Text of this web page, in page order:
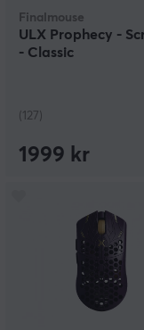
Finalmouse
ULX Prophecy -
- Classic
(127)
1999 kr